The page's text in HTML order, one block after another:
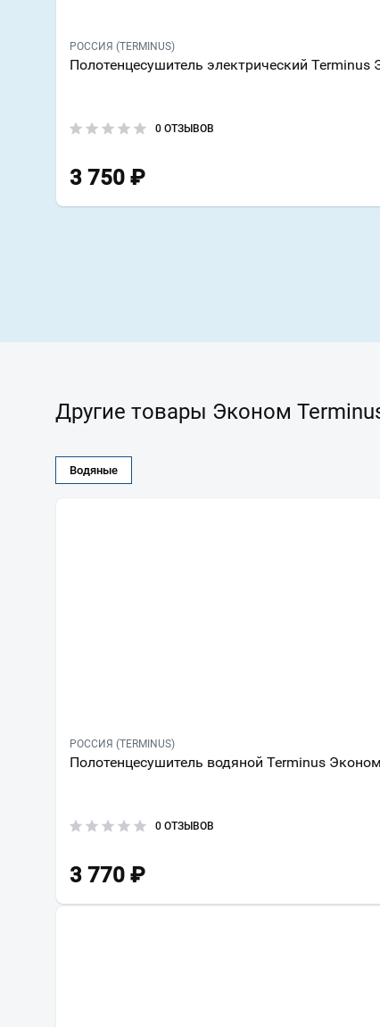
РОССИЯ (TERMINUS)
Полотенцесушитель электрический
0 ОТЗЫВОВ
3 750 ₽
Другие товары Эконом
Водяные
РОССИЯ (TERMINUS)
Полотенцесушитель водяной Terminus
0 ОТЗЫВОВ
3 770 ₽